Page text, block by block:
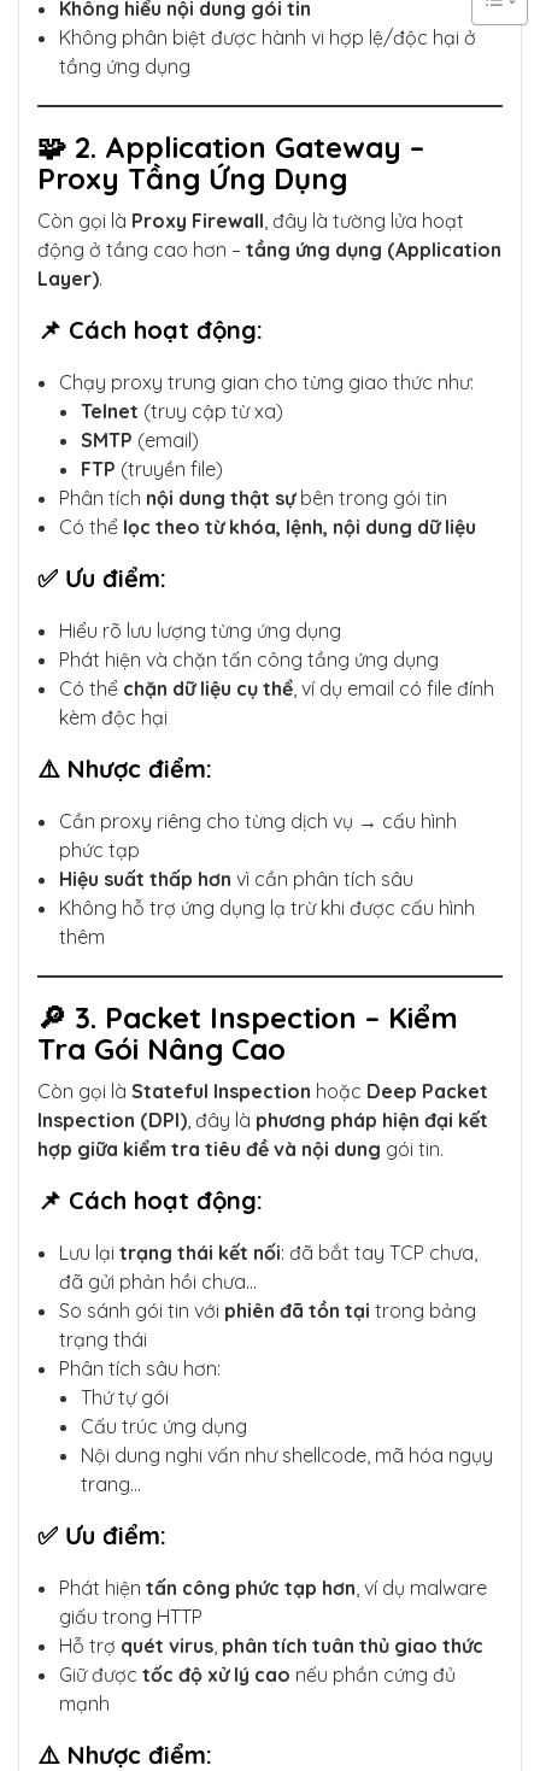
Không hiểu nội dung gói tin
Không phân biệt được hành vi hợp lệ/độc hại ở
tầng ứng dụng
🧩 2. Application Gateway –
Proxy Tầng Ứng Dụng
Còn gọi là Proxy Firewall , đây là tường lửa hoạt
động ở tầng cao hơn – tầng ứng dụng (Application
Layer).
📌 Cách hoạt động:
Chạy proxy trung gian cho từng giao thức như:
Telnet (truy cập từ xa)
SMTP (email)
FTP (truyền file)
Phân tích nội dung thật sựbên trong gói tin
Có thể lọc theo từ khóa, lệnh, nội dung dữ liệu
✅ Ưu điểm:
Hiểu rõ lưu lượng từng ứng dụng
Phát hiện và chặn tấn công tầng ứng dụng
Có thể chặn dữ liệu cụ thể , ví dụ email có file đính
kèm độc hại
⚠️ Nhược điểm:
Cần proxy riêng cho từng dịch vụ → cấu hình
phức tạp
Hiệu suất thấp hơn vì cần phân tích sâu
Không hỗ trợ ứng dụng lạ trừ khi được cấu hình
thêm
🔎 3. Packet Inspection – Kiểm
Tra Gói Nâng Cao
Còn gọi là Stateful Inspection hoặc Deep Packet
Inspection (DPI) , đây là phương pháp hiện đại kết
hợp giữa kiểm tra tiêu đề và nội dung gói tin.
📌 Cách hoạt động:
Lưu lại trạng thái kết nối: đã bắt tay TCP chưa,
đã gửi phản hồi chưa…
So sánh gói tin với phiên đã tồn tại trong bảng
trạng thái
Phân tích sâu hơn:
Thứ tự gói
Cấu trúc ứng dụng
Nội dung nghi vấn như shellcode, mã hóa ngụy
trang…
✅ Ưu điểm:
Phát hiện tấn công phức tạp hơn , ví dụ malware
giấu trong HTTP
Hỗ trợ quét virus phân tích tuân thủ giao thức
Giữ được tốc độ xử lý cao nếu phần cứng đủ
mạnh
⚠️ Nhược điểm: